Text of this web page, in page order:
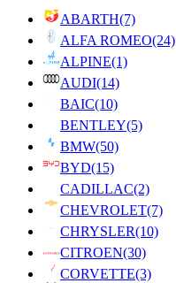
ABARTH(7)
ALFA ROMEO(24)
ALPINE(1)
AUDI(14)
BAIC(10)
BENTLEY(5)
BMW(50)
BYD(15)
CADILLAC(2)
CHEVROLET(7)
CHRYSLER(10)
CITROEN(30)
CORVETTE(3)